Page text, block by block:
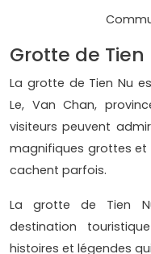
Grotte de Tien
La grotte de Tien Nu
Le, Van Chan,
visiteurs peuvent
magnifiques grottes
cachent parfois.
La grotte de Tien
destination
histoires et légendes